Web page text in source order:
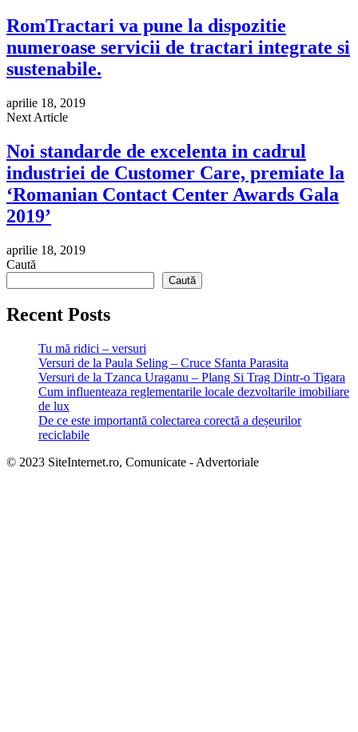
RomTractari va pune la dispozitie
numeroase servicii de tractari integrate si
sustenabile.
aprilie 18, 2019
Next Article
Noi standarde de excelenta in cadrul
industriei de Customer Care, premiate la
‘Romanian Contact Center Awards Gala
2019’
aprilie 18, 2019
Caută
Caută
Recent Posts
Tu mă ridici – versuri
Versuri de la Paula Seling – Cruce Sfanta Parasita
Versuri de la Tzanca Uraganu – Plang Si Trag Dintr-o Tigara
Cum influenteaza reglementarile locale dezvoltarile imobiliare
de lux
De ce este importantă colectarea corectă a deșeurilor
reciclabile
© 2023 SiteInternet.ro, Comunicate - Advertoriale